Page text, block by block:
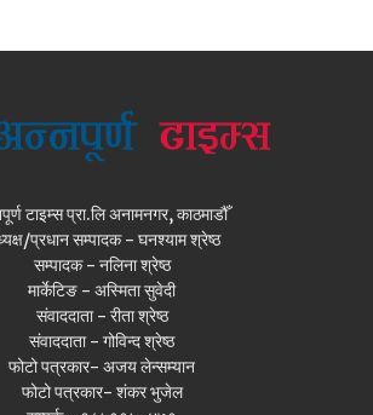
टाइम्स प्रा.लि अनामनगर, काठमाडौँ
प्रधान सम्पादक - घनश्याम श्रेष्ठ
सम्पादक - नलिना श्रेष्ठ
मार्केटिङ - अस्मिता सुवेदी
संवाददाता - रीता श्रेष्ठ
संवाददाता - गोविन्द श्रेष्ठ
फोटो पत्रकार- अजय लेन्सम्यान
फोटो पत्रकार- शंकर भुजेल